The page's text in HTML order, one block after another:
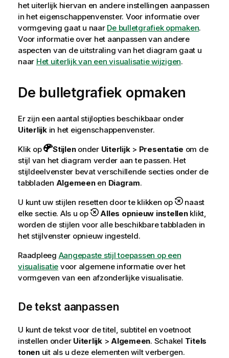
het uiterlijk hiervan en andere instellingen aanpassen
in het eigenschappenvenster. Voor informatie over
vormgeving gaat u naar De bulletgrafiek opmaken.
Voor informatie over het aanpassen van andere
aspecten van de uitstraling van het diagram gaat u
naar Het uiterlijk van een visualisatie wijzigen.
De bulletgrafiek opmaken
Er zijn een aantal stijlopties beschikbaar onder
Uiterlijkin het eigenschappenvenster.
Klik op
Stijlenonder Uiterlijk> Presentatie om de
stijl van het diagram verder aan te passen. Het
stijldeelvenster bevat verschillende secties onder de
tabbladen Algemeenen Diagram.
U kunt uw stijlen resetten door te klikken op
naast
elke sectie. Als u op
Alles opnieuw instellenklikt,
worden de stijlen voor alle beschikbare tabbladen in
het stijlvenster opnieuw ingesteld.
Raadpleeg Aangepaste stijl toepassen op een
visualisatie voor algemene informatie over het
vormgeven van een afzonderlijke visualisatie.
De tekst aanpassen
U kunt de tekst voor de titel, subtitel en voetnoot
instellen onder Uiterlijk> Algemeen. Schakel Titels
tonenuit als u deze elementen wilt verbergen.